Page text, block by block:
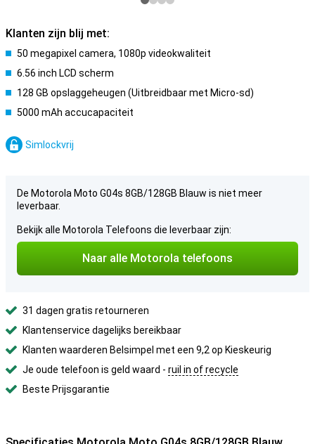
Klanten zijn blij met:
50 megapixel camera, 1080p videokwaliteit
6.56 inch LCD scherm
128 GB opslaggeheugen (Uitbreidbaar met Micro-sd)
5000 mAh accucapaciteit
Simlockvrij
De Motorola Moto G04s 8GB/128GB Blauw is niet meer
leverbaar.
Bekijk alle Motorola Telefoons die leverbaar zijn:
Naar alle Motorola telefoons
31 dagen gratis retourneren
Klantenservice dagelijks bereikbaar
Klanten waarderen Belsimpel met een 9,2 op Kieskeurig
Je oude telefoon is geld waard - ruil in of recycle
Beste Prijsgarantie